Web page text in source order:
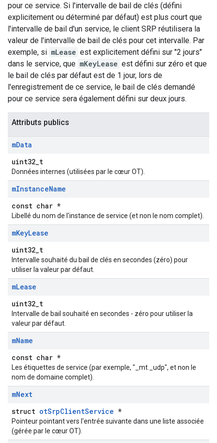
pour ce service. Si l'intervalle de bail de clés (défini
explicitement ou déterminé par défaut) est plus court que
l'intervalle de bail d'un service, le client SRP réutilisera la
valeur de l'intervalle de bail de clés pour cet intervalle. Par
exemple, si mLease est explicitement défini sur "2 jours"
dans le service, que mKeyLease est défini sur zéro et que
le bail de clés par défaut est de 1 jour, lors de
l'enregistrement de ce service, le bail de clés demandé
pour ce service sera également défini sur deux jours.
Attributs publics
mData
uint32_t
Données internes (utilisées par le cœur OT).
mInstanceName
const char *
Libellé du nom de l'instance de service (et non le nom complet).
mKeyLease
uint32_t
Intervalle souhaité du bail de clés en secondes (zéro) pour
utiliser la valeur par défaut.
mLease
uint32_t
Intervalle de bail souhaité en secondes - zéro pour utiliser la
valeur par défaut.
mName
const char *
Les étiquettes de service (par exemple, "_mt._udp", et non le
nom de domaine complet).
mNext
struct otSrpClientService *
Pointeur pointant vers l'entrée suivante dans une liste associée
(gérée par le cœur OT).